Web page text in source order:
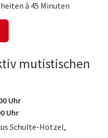
à 45 Minuten
mutistischen
Uhr
Uhr
Schulte-Hötzel,